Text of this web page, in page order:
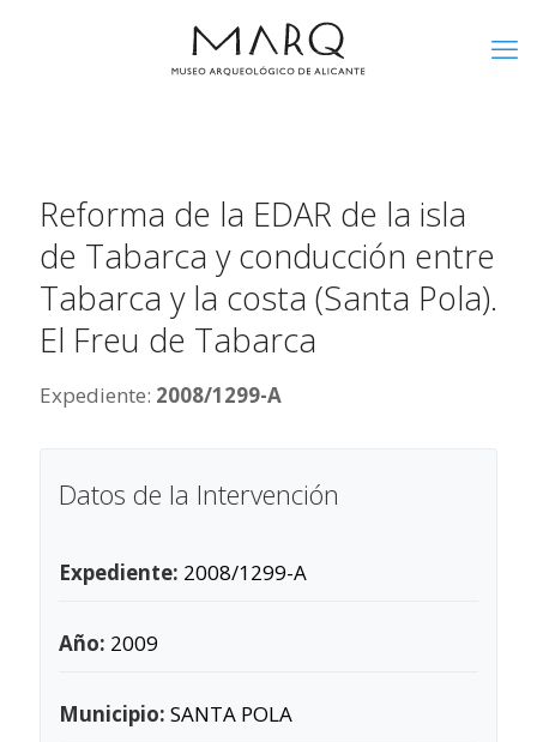
Reforma de la EDAR de la isla
de Tabarca y conducción entre
Tabarca y la costa (Santa Pola).
El Freu de Tabarca
Expediente: 2008/1299-A
Datos de la Intervención
Expediente: 2008/1299-A
Año: 2009
Municipio: SANTA POLA